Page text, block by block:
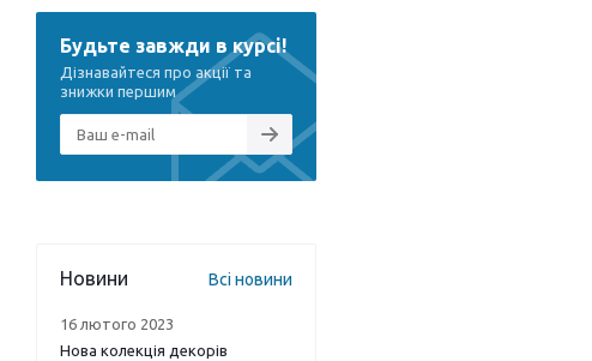
Будьте завжди в курсі!
Дізнавайтеся про акції та
знижки першим
Новини Всі новини
16 лютого 2023
Нова колекція декорів